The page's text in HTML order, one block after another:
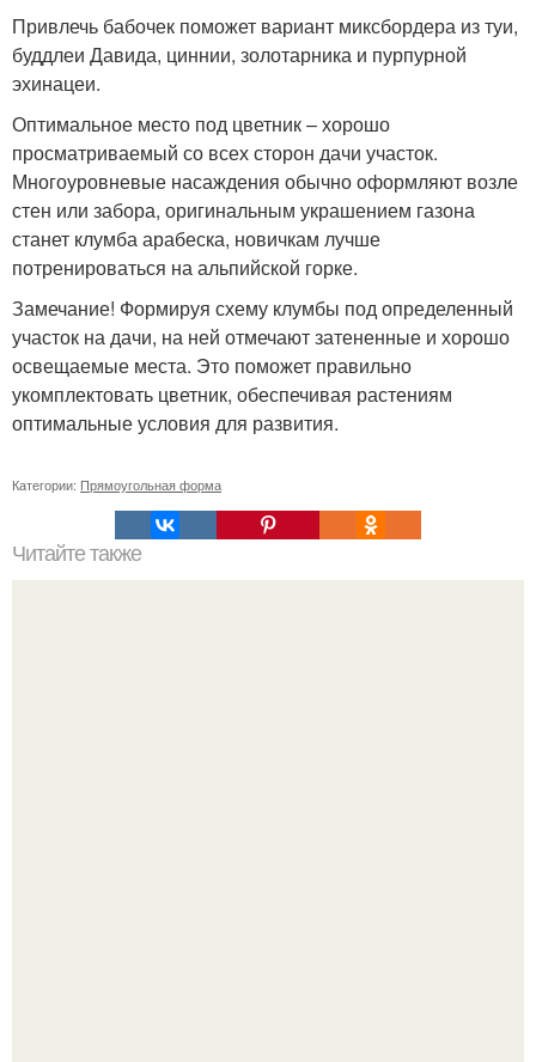
Привлечь бабочек поможет вариант миксбордера из туи,
буддлеи Давида, циннии, золотарника и пурпурной
эхинацеи.
Оптимальное место под цветник – хорошо
просматриваемый со всех сторон дачи участок.
Многоуровневые насаждения обычно оформляют возле
стен или забора, оригинальным украшением газона
станет клумба арабеска, новичкам лучше
потренироваться на альпийской горке.
Замечание! Формируя схему клумбы под определенный
участок на дачи, на ней отмечают затененные и хорошо
освещаемые места. Это поможет правильно
укомплектовать цветник, обеспечивая растениям
оптимальные условия для развития.
Категории: Прямоугольная форма
Читайте также